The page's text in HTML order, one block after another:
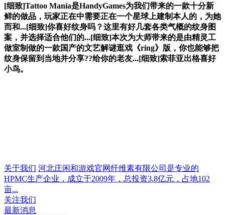
[细致]Tattoo Mania是HandyGames为我们带来的一款十分新
鲜的做品，玩家正在中需要正在一个星球上建制本人的，为她
而和...[细致]你喜好纹身吗？这里有好几套各类气概的纹身图
案，并选择适合他们的...[细致]本次为大师带来的是由精灵工
做室制做的一款国产的文艺解谜逛戏《ring》版，你也能够把
纹身保留到当地并分享??给你的老友...[细致]索菲亚出格喜好
小鸟。
关于我们 河北庄闲和游戏官网纤维素有限公司是专业的
HPMC生产企业，成立于2009年，总投资3.8亿元，占地102
亩...
关注我们
最新消息